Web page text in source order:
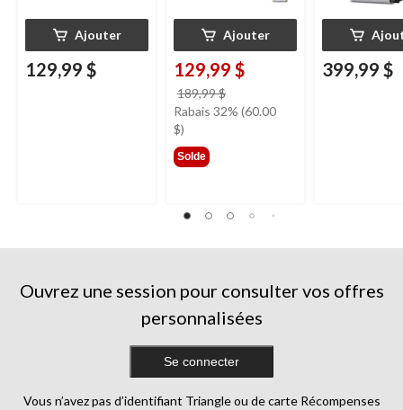
Ajouter
129,99 $
Ajouter
129,99 $
189,99 $
était
Rabais 32% (60.00
$)
Solde
399,99 $
Ouvrez une session pour consulter vos offres
personnalisées
Se connecter
Vous n’avez pas d’identifiant Triangle ou de carte Récompenses